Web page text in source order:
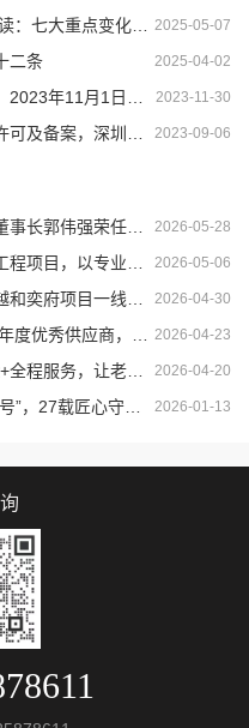
2025-05-07
大重点变化与影响
2025-04-02
二条
2023-11-30
至五万罚款！同时处罚单位消防安全责任人
2023-09-06
圳市住建局发布公告
2026-05-28
市河南郑州商会创会会长
2026-05-06
业实力护航城市安全
2026-04-30
工友，情暖人心守安全
2026-04-23
商，以专业守护安全
2026-04-20
老旧小区安全“焕新”
2026-01-13
匠心守护城市安全